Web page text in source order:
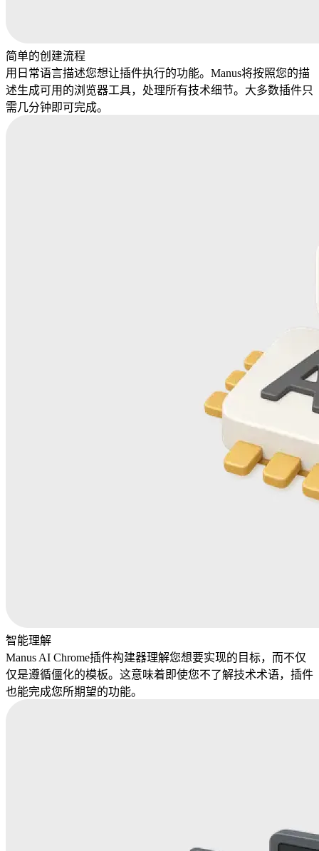
简单的创建流程
用日常语言描述您想让插件执行的功能。Manus将按照您的描
述生成可用的浏览器工具，处理所有技术细节。大多数插件只
需几分钟即可完成。
智能理解
Manus AI Chrome插件构建器理解您想要实现的目标，而不仅
仅是遵循僵化的模板。这意味着即使您不了解技术术语，插件
也能完成您所期望的功能。